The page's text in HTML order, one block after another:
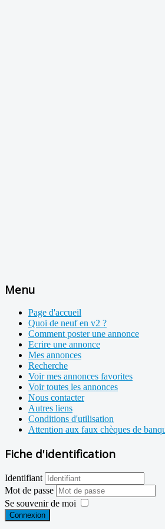
Menu
Page d'accueil
Quoi de neuf en v2 ?
Comment poster une annonce
Ecrire une annonce
Mes annonces
Recherche
Voir mes annonces favorites
Voir toutes les annonces
Nous contacter
Autres liens
Conditions d'utilisation
Attention aux faux chèques de
Fiche d'identification
Identifiant
Mot de passe
Se souvenir de moi
Connexion